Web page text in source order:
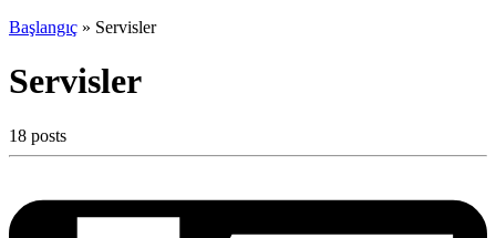
Başlangıç » Servisler
Servisler
18 posts